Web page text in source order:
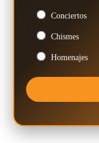
Conciertos
Chismes
Homenajes